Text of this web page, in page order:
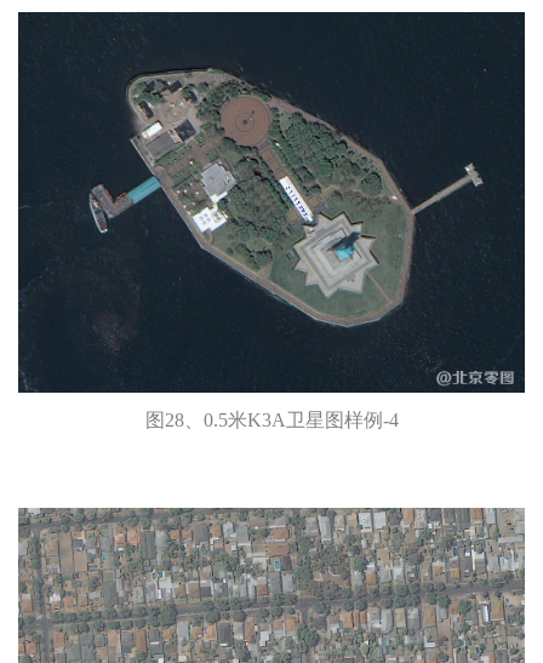
图28、0.5米K3A卫星图样例-4